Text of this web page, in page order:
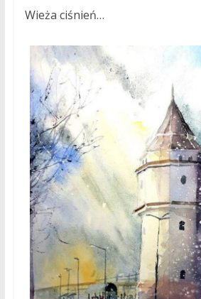
Wieża ciśnień…